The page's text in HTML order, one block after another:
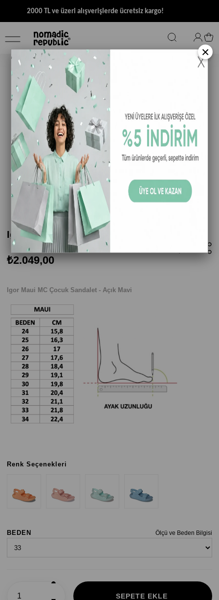
2000 TL ve üzeri alışverişlerde ücretsiz kargo!
Igor Maui MC Çocuk Sandalet - Açık Mavi
₺2.049,00
Igor Maui MC Çocuk Sandalet - Açık Mavi
Renk Seçenekleri
Ölçü ve Beden Bilgisi
BEDEN
×